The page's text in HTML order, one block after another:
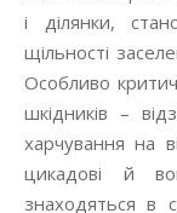
і ділянки,
щільності
Особливо
шкідників –
харчування на
цикадові й
знаходяться в